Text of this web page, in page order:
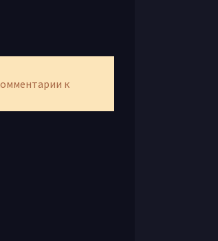
к